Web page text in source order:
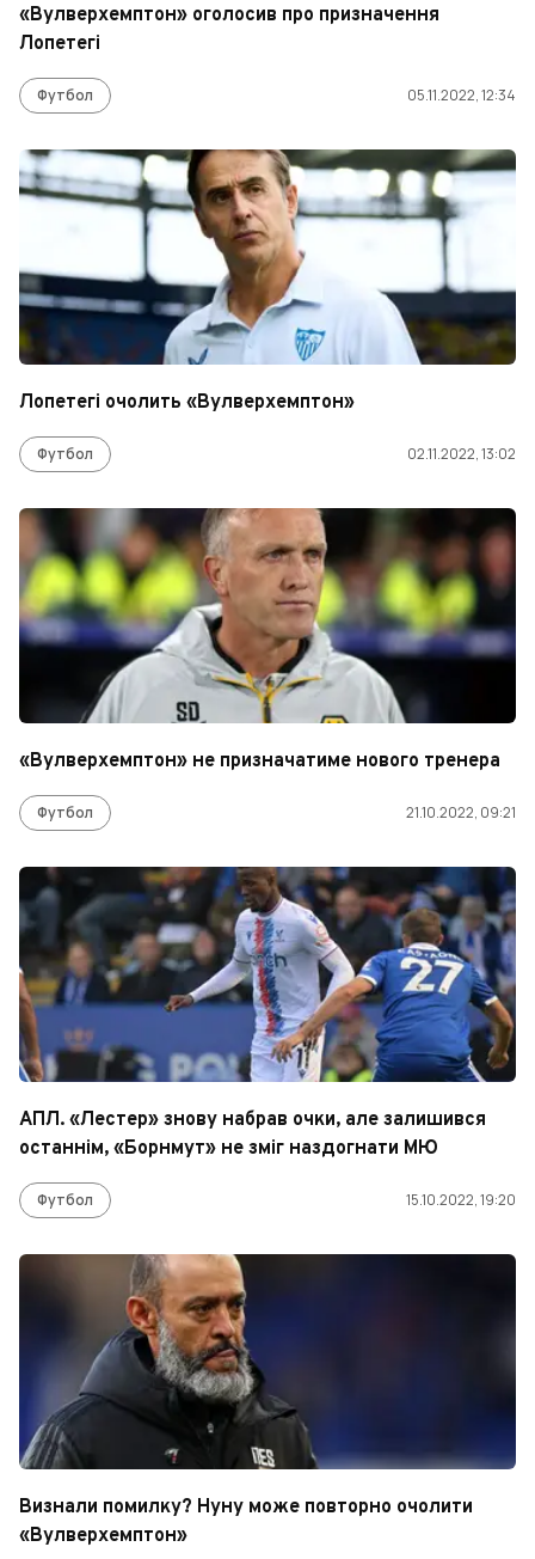
«Вулверхемптон» оголосив про призначення
Лопетегі
Футбол 05.11.2022, 12:34
Лопетегі очолить «Вулверхемптон»
Футбол 02.11.2022, 13:02
«Вулверхемптон» не призначатиме нового тренера
Футбол 21.10.2022, 09:21
АПЛ. «Лестер» знову набрав очки, але залишився
останнім, «Борнмут» не зміг наздогнати МЮ
Футбол 15.10.2022, 19:20
Визнали помилку? Нуну може повторно очолити
«Вулверхемптон»